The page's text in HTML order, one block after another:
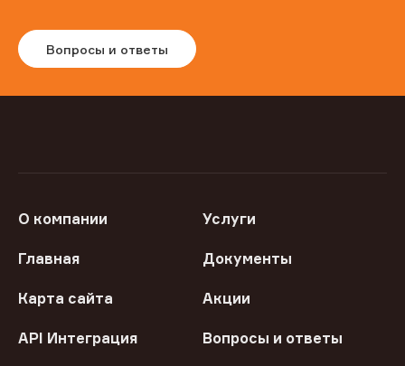
Вопросы и ответы
О компании Услуги
Главная Документы
Карта сайта Акции
API Интеграция Вопросы и ответы